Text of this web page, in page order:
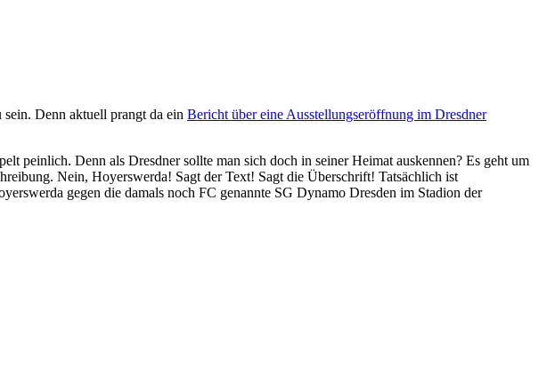
Denn aktuell prangt da ein Bericht über eine Ausstellungseröffnung im Dresdner
peinlich. Denn als Dresdner sollte man sich doch in seiner Heimat auskennen? Es geht um
Nein, Hoyerswerda! Sagt der Text! Sagt die Überschrift! Tatsächlich ist
gegen die damals noch FC genannte SG Dynamo Dresden im Stadion der